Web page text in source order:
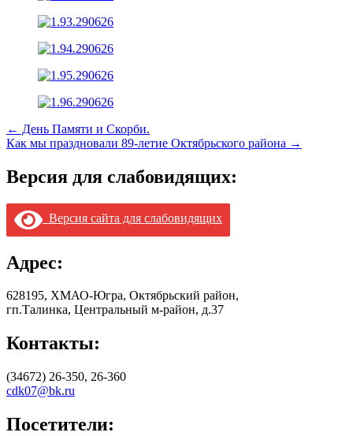
Навигация
по
записям
← День Памяти и Скорби.
Как мы праздновали 89-летие Октябрьского района →
Версия для слабовидящих:
Версия сайта для слабовидящих
Адрес:
628195, ХМАО-Югра, Октябрьский район,
гп.Талинка, Центральный м-район, д.37
Контакты:
(34672) 26-350, 26-360
cdk07@bk.ru
Посетители: